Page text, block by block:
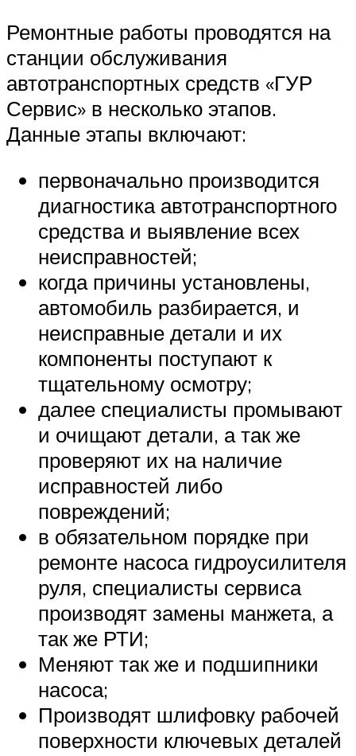
Ремонтные работы проводятся на
станции обслуживания
автотранспортных средств «ГУР
Сервис» в несколько этапов.
Данные этапы включают:
первоначально производится
диагностика автотранспортного
средства и выявление всех
неисправностей;
когда причины установлены,
автомобиль разбирается, и
неисправные детали и их
компоненты поступают к
тщательному осмотру;
далее специалисты промывают
и очищают детали, а так же
проверяют их на наличие
исправностей либо
повреждений;
в обязательном порядке при
ремонте насоса гидроусилителя
руля, специалисты сервиса
производят замены манжета, а
так же РТИ;
Меняют так же и подшипники
насоса;
Производят шлифовку рабочей
поверхности ключевых деталей